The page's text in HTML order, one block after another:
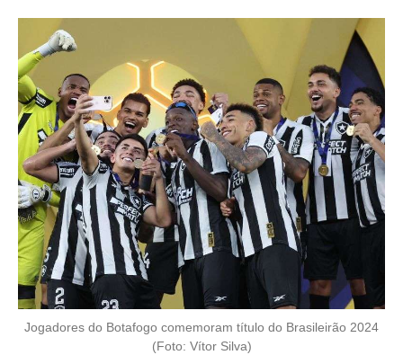
Jogadores do Botafogo comemoram título do Brasileirão 2024
(Foto: Vítor Silva)